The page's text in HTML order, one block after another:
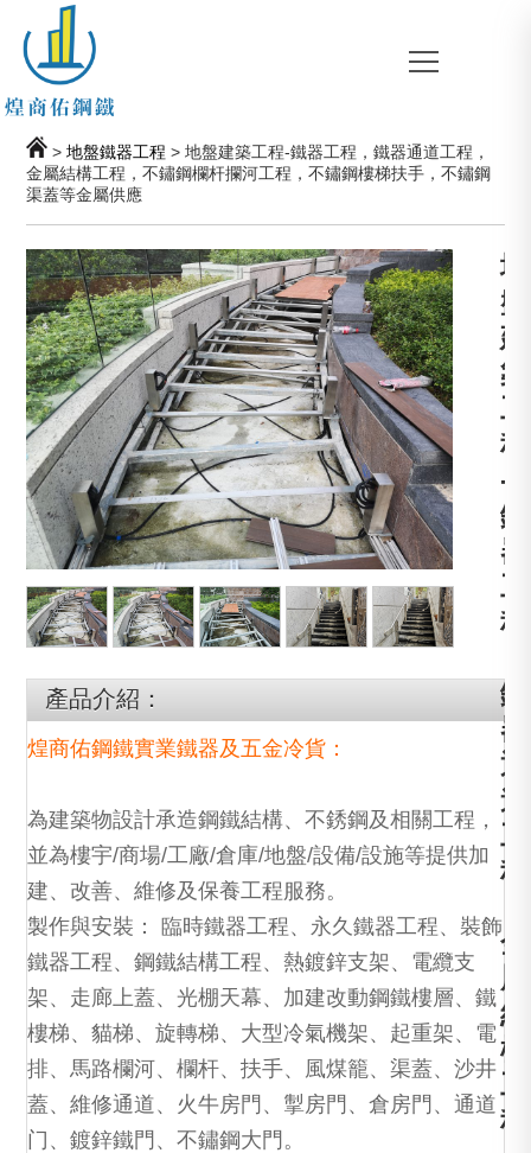
>地盤鐵器工程 > 地盤建築工程-鐵器工程，鐵器通道工程，
金屬結構工程，不鏽鋼欄杆攔河工程，不鏽鋼樓梯扶手，不鏽鋼
渠蓋等金屬供應
地
盤
建
築
工
程
-
鐵
器
工
程
鐵
器
通
道
工
程
金
屬
結
構
工
程
產品介紹：
煌商佑鋼鐵實業鐵器及五金冷貨：
為建築物設計承造鋼鐵結構、不銹鋼及相關工程，
並為樓宇/商場/工廠/倉庫/地盤/設備/設施等提供加
建、改善、維修及保養工程服務。
製作與安裝： 臨時鐵器工程、永久鐵器工程、裝飾
鐵器工程、鋼鐵結構工程、熱鍍鋅支架、電纜支
架、走廊上蓋、光棚天幕、加建改動鋼鐵樓層、鐵
樓梯、貓梯、旋轉梯、大型冷氣機架、起重架、電
排、馬路欄河、欄杆、扶手、風煤籠、渠蓋、沙井
蓋、維修通道、火牛房門、掣房門、倉房門、通道
门、鍍鋅鐵門、不鏽鋼大門。